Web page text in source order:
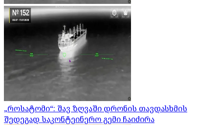
„როსატომი“: შავ ზღვაში დრონის თავდასხმის
შედეგად საკონტეინერო გემი ჩაიძირა